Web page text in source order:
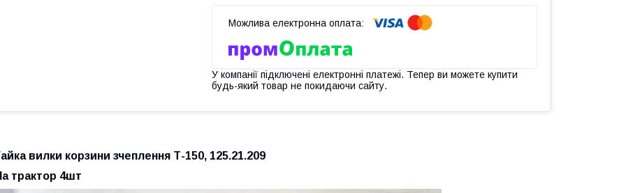
У компанії підключені електронні платежі. Тепер ви можете купити
будь-який товар не покидаючи сайту.
вилки корзини зчеплення Т-150, 125.21.209
трактор 4шт